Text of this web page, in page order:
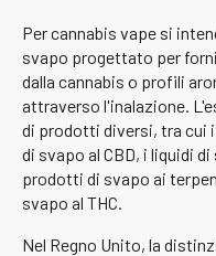
Per cannabis vape si
svapo progettato per
dalla cannabis o profili
attraverso l'inalazione.
di prodotti diversi, tra cui
di svapo al CBD, i liquidi
prodotti di svapo ai
svapo al THC.
Nel Regno Unito, la